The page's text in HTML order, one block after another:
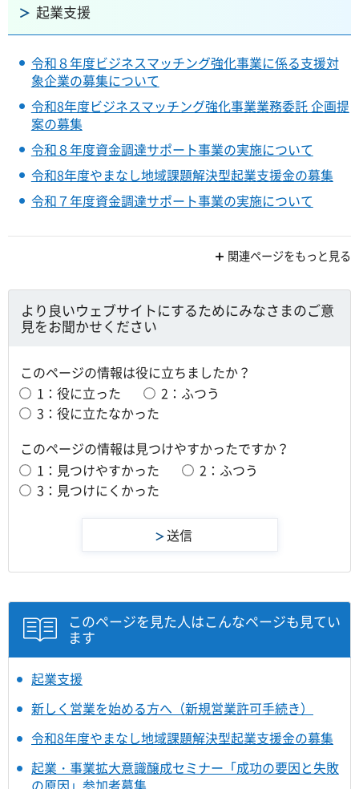
起業支援
令和８年度ビジネスマッチング強化事業に係る支援対
象企業の募集について
令和8年度ビジネスマッチング強化事業業務委託 企画提
案の募集
令和８年度資金調達サポート事業の実施について
令和8年度やまなし地域課題解決型起業支援金の募集
令和７年度資金調達サポート事業の実施について
関連ページをもっと見る
より良いウェブサイトにするためにみなさまのご意
見をお聞かせください
このページの情報は役に立ちましたか？
1：役に立った
2：ふつう
3：役に立たなかった
このページの情報は見つけやすかったですか？
1：見つけやすかった
2：ふつう
3：見つけにくかった
このページを見た人はこんなページも見てい
ます
起業支援
新しく営業を始める方へ（新規営業許可手続き）
令和8年度やまなし地域課題解決型起業支援金の募集
起業・事業拡大意識醸成セミナー「成功の要因と失敗
の原因」参加者募集